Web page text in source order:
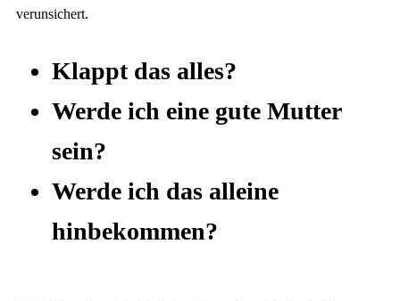
verunsichert.
Klappt das alles?
Werde ich eine gute Mutter
sein?
Werde ich das alleine
hinbekommen?